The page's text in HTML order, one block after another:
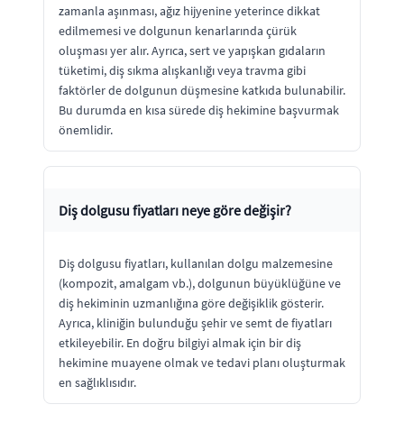
zamanla aşınması, ağız hijyenine yeterince dikkat
edilmemesi ve dolgunun kenarlarında çürük
oluşması yer alır. Ayrıca, sert ve yapışkan gıdaların
tüketimi, diş sıkma alışkanlığı veya travma gibi
faktörler de dolgunun düşmesine katkıda bulunabilir.
Bu durumda en kısa sürede diş hekimine başvurmak
önemlidir.
Diş dolgusu fiyatları neye göre değişir?
Diş dolgusu fiyatları, kullanılan dolgu malzemesine
(kompozit, amalgam vb.), dolgunun büyüklüğüne ve
diş hekiminin uzmanlığına göre değişiklik gösterir.
Ayrıca, kliniğin bulunduğu şehir ve semt de fiyatları
etkileyebilir. En doğru bilgiyi almak için bir diş
hekimine muayene olmak ve tedavi planı oluşturmak
en sağlıklısıdır.